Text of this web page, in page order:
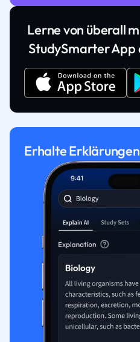
Lerne von überall
StudySmarter App
Erhalte